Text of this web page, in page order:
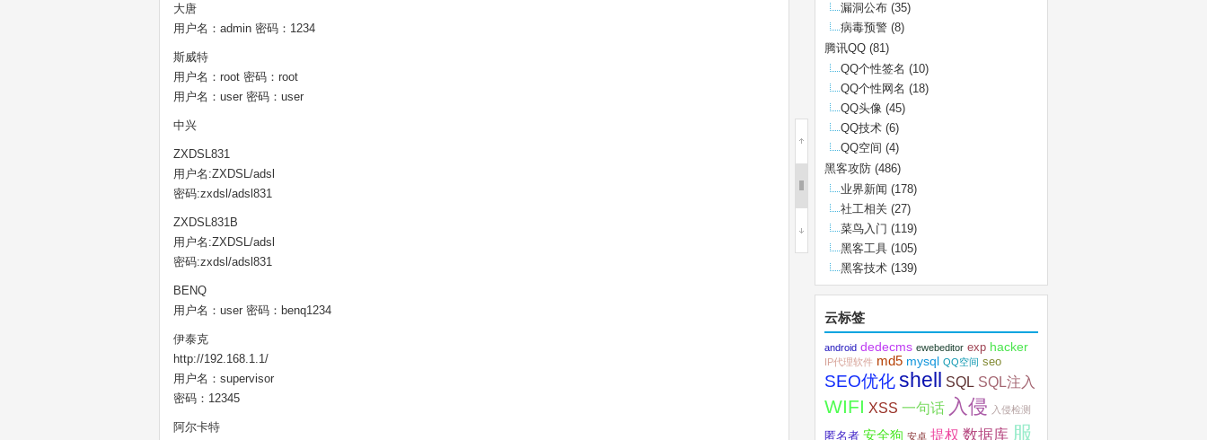
大唐
用户名：admin 密码：1234
斯威特
用户名：root 密码：root
用户名：user 密码：user
中兴
ZXDSL831
用户名:ZXDSL/adsl
密码:zxdsl/adsl831
ZXDSL831B
用户名:ZXDSL/adsl
密码:zxdsl/adsl831
BENQ
用户名：user 密码：benq1234
伊泰克
http://192.168.1.1/
用户名：supervisor
密码：12345
阿尔卡特
漏洞公布 (35)
病毒预警 (8)
腾讯QQ (81)
QQ个性签名 (10)
QQ个性网名 (18)
QQ头像 (45)
QQ技术 (6)
QQ空间 (4)
黑客攻防 (486)
业界新闻 (178)
社工相关 (27)
菜鸟入门 (119)
黑客工具 (105)
黑客技术 (139)
云标签
android dedecms ewebeditor exp hacker
IP代理软件 md5 mysql QQ空间 seo
SEO优化shell SQL SQL注入
WIFI XSS 一句话 入侵 入侵检测
匿名者 安全狗 安卓 提权 数据库 服